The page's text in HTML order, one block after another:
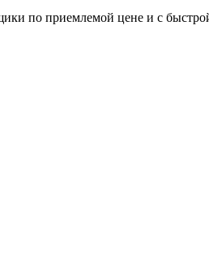
по приемлемой цене и с